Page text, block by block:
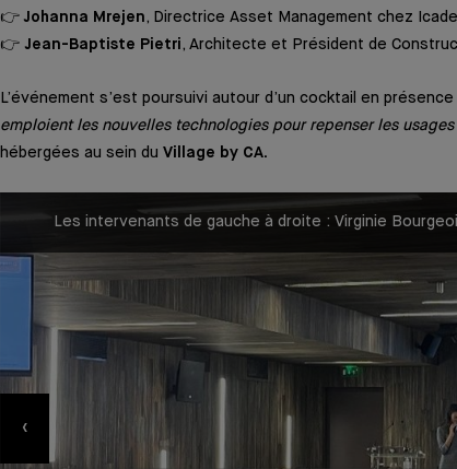
👉 Johanna Mrejen, Directrice Asset Management chez Icade
👉 Jean-Baptiste Pietri, Architecte et Président de
L’événement s’est poursuivi autour d’un cocktail en
emploient les nouvelles technologies pour repenser les
hébergées au sein du Village by CA.
Les intervenants de gauche à droite : Virginie
‹